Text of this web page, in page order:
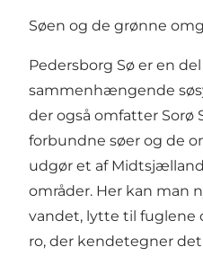
Søen og de grønne
Pedersborg Sø er en
sammenhængende
der også omfatter Sorø
forbundne søer og de
udgør et af
områder. Her kan man
vandet, lytte til fuglene
ro, der kendetegner